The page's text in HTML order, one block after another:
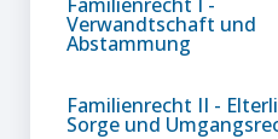
Verwandtschaft und
Abstammung
Familienrecht II -
Sorge und